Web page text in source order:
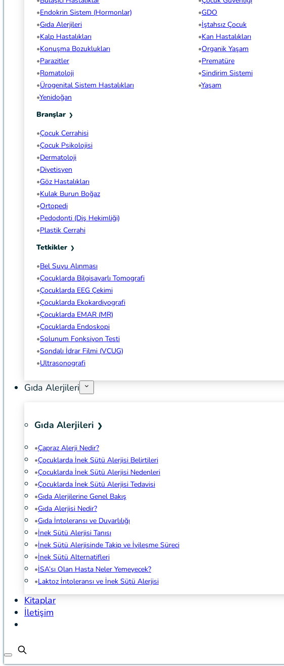
Endokrin Sistem (Hormonlar)
GDO
Gıda Alerjileri
İştahsız Çocuk
Kalp Hastalıkları
Kan Hastalıkları
Konuşma Bozuklukları
Organik Yaşam
Parazitler
Prematüre
Romatoloji
Sindirim Sistemi
Ürogenital Sistem Hastalıkları
Yaşam
Yenidoğan
Branşlar
Çocuk Cerrahisi
Çocuk Psikolojisi
Dermatoloji
Diyetisyen
Göz Hastalıkları
Kulak Burun Boğaz
Ortopedi
Pedodonti (Diş Hekimliği)
Plastik Cerrahi
Tetkikler
Bel Suyu Alınması
Çocuklarda Bilgisayarlı Tomografi
Çocuklarda EEG Çekimi
Çocuklarda Ekokardiyografi
Çocuklarda EMAR (MR)
Çocuklarda Endoskopi
Solunum Fonksiyon Testi
Sondalı İdrar Filmi (VCUG)
Ultrasonografi
Gıda Alerjileri
Gıda Alerjileri
Çapraz Alerji Nedir?
Çocuklarda İnek Sütü Alerjisi Belirtileri
Çocuklarda İnek Sütü Alerjisi Nedenleri
Çocuklarda İnek Sütü Alerjisi Tedavisi
Gıda Alerjilerine Genel Bakış
Gıda Alerjisi Nedir?
Gıda İntoleransı ve Duyarlılığı
İnek Sütü Alerjisi Tanısı
İnek Sütü Alerjisinde Takip ve İyileşme Süreci
İnek Sütü Alternatifleri
İSA’sı Olan Hasta Neler Yemeyecek?
Laktoz İntoleransı ve İnek Sütü Alerjisi
Kitaplar
İletişim